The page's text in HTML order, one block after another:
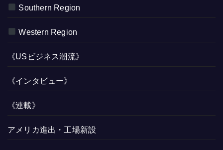
Southern Region
Western Region
《USビジネス潮流》
《インタビュー》
《連載》
アメリカ進出・工場新設